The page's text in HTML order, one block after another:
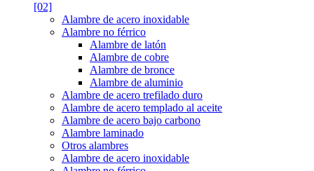
[02]
Alambre de acero inoxidable
Alambre no férrico
Alambre de latón
Alambre de cobre
Alambre de bronce
Alambre de aluminio
Alambre de acero trefilado duro
Alambre de acero templado al aceite
Alambre de acero bajo carbono
Alambre laminado
Otros alambres
Alambre de acero inoxidable